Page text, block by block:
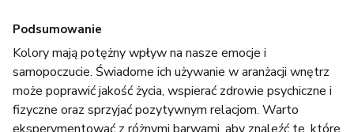
Podsumowanie
Kolory mają potężny wpływ na nasze emocje i
samopoczucie. Świadome ich używanie w aranżacji wnętrz
może poprawić jakość życia, wspierać zdrowie psychiczne i
fizyczne oraz sprzyjać pozytywnym relacjom. Warto